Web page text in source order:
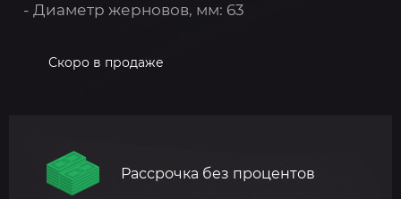
- Диаметр жерновов, мм: 63
Скоро в продаже
Рассрочка без процентов